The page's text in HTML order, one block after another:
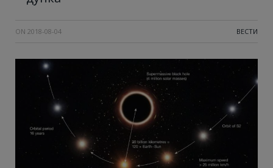
ON 2018-08-04 ВЕСТИ